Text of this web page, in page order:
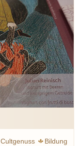
Cultgenuss
Bildung